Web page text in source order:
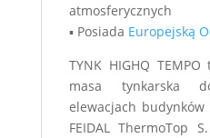
atmosferycznych
▪ Posiada Europejską
TYNK HIGHQ
masa tynkarska
elewacjach
FEIDAL ThermoTop